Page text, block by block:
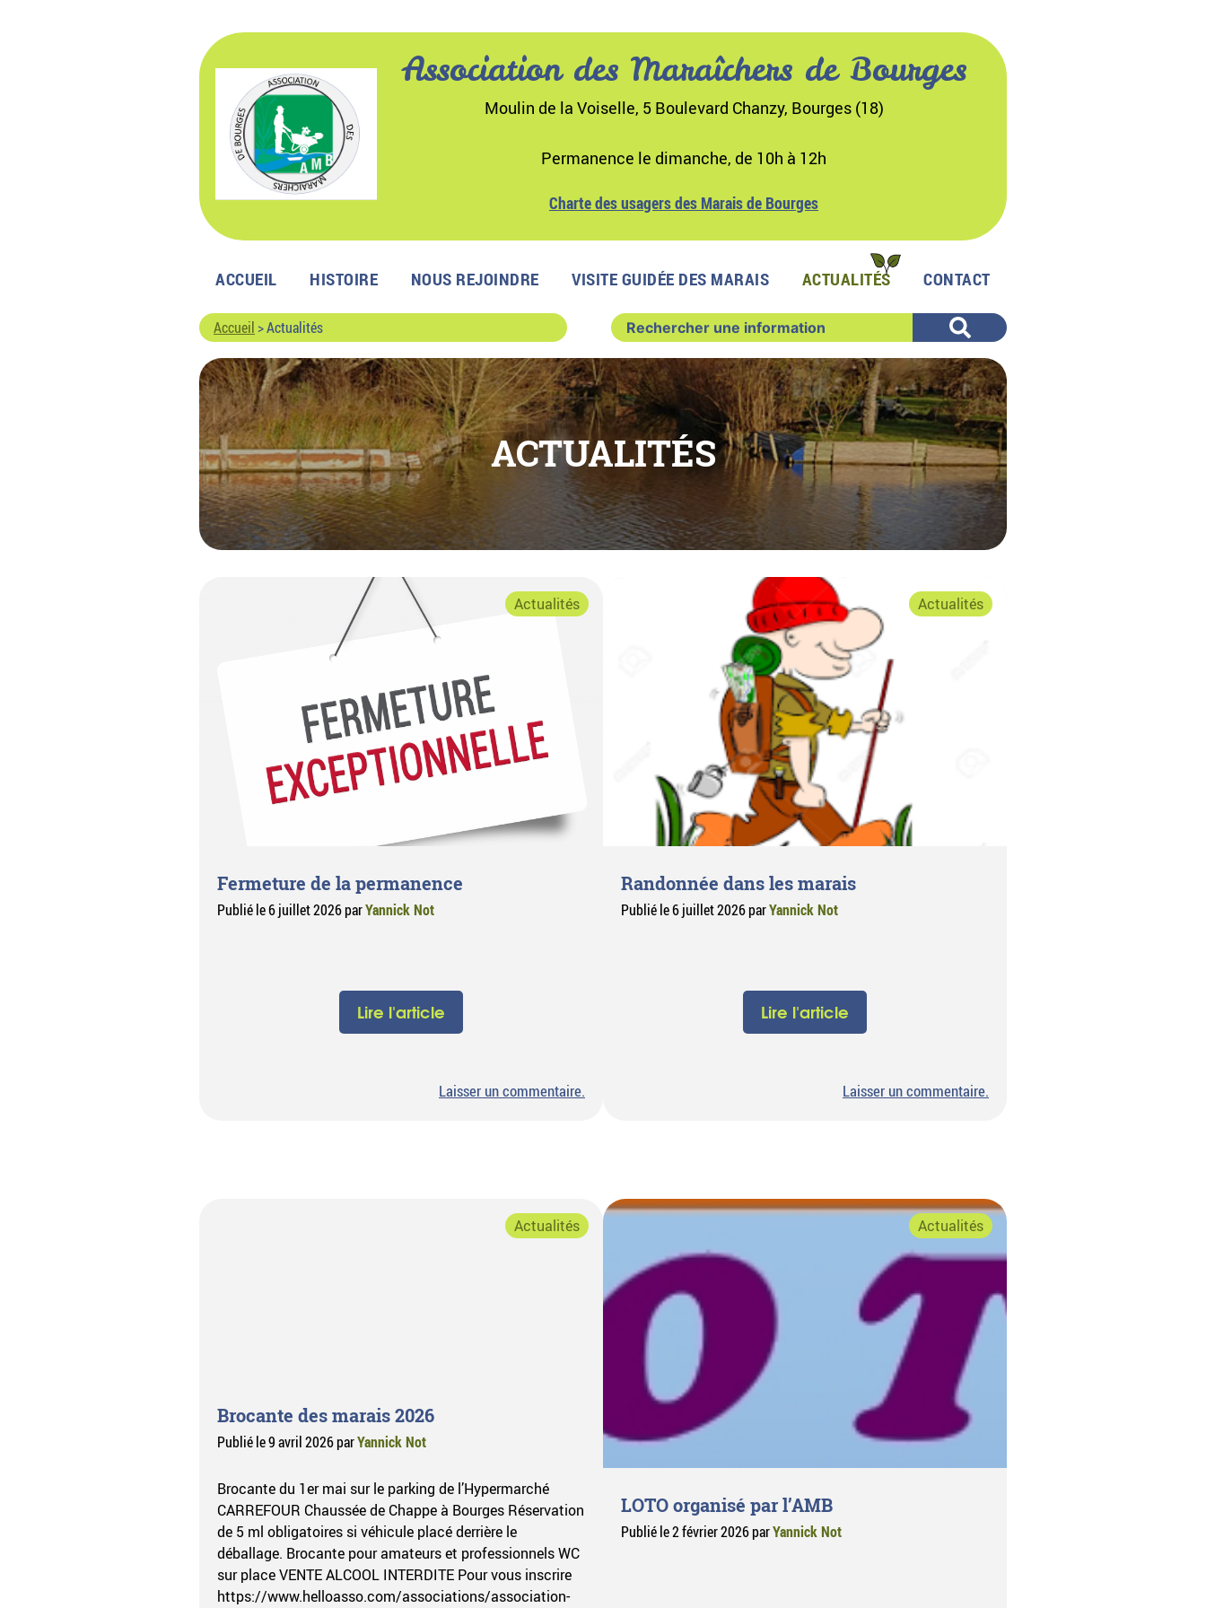
Association des Maraîchers de Bourges
Moulin de la Voiselle, 5 Boulevard Chanzy, Bourges (18)
Permanence le dimanche, de 10h à 12h
Charte des usagers des Marais de Bourges
ACCUEIL HISTOIRE NOUS REJOINDRE VISITE GUIDÉE DES MARAIS ACTUALITÉS CONTACT
Accueil >Actualités
ACTUALITÉS
Actualités
Fermeture de la permanence
Publié le6 juillet 2026parYannick Not
Lire l'article
Laisser un commentairesur
.
Actualités
Randonnée dans les marais
Publié le6 juillet 2026parYannick Not
Lire l'article
Laisser un commentairesur
.
Actualités
Brocante des marais 2026
Publié le9 avril 2026parYannick Not
Brocante du 1er mai sur le parking de l’Hypermarché
CARREFOUR Chaussée de Chappe à Bourges Réservation
de 5 ml obligatoires si véhicule placé derrière le
déballage. Brocante pour amateurs et professionnels WC
sur place VENTE ALCOOL INTERDITE Pour vous inscrire
https://www.helloasso.com/associations/association-
Actualités
LOTO organisé par l’AMB
Publié le2 février 2026parYannick Not